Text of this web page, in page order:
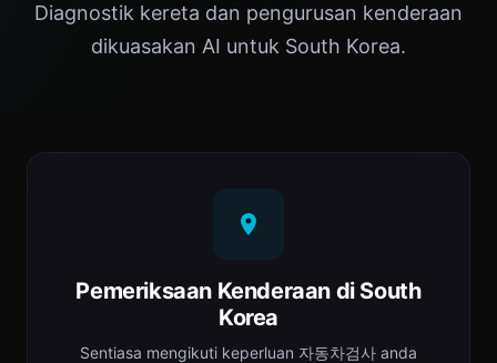
Diagnostik kereta dan pengurusan kenderaan
dikuasakan AI untuk South Korea.
Pemeriksaan Kenderaan di South
Korea
Sentiasa mengikuti keperluan 자동차검사 anda